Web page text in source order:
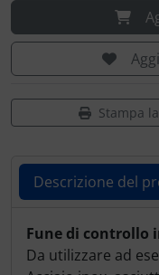
Stampa
Descrizione del
Descrizione
Fune di controllo
Da utilizzare ad